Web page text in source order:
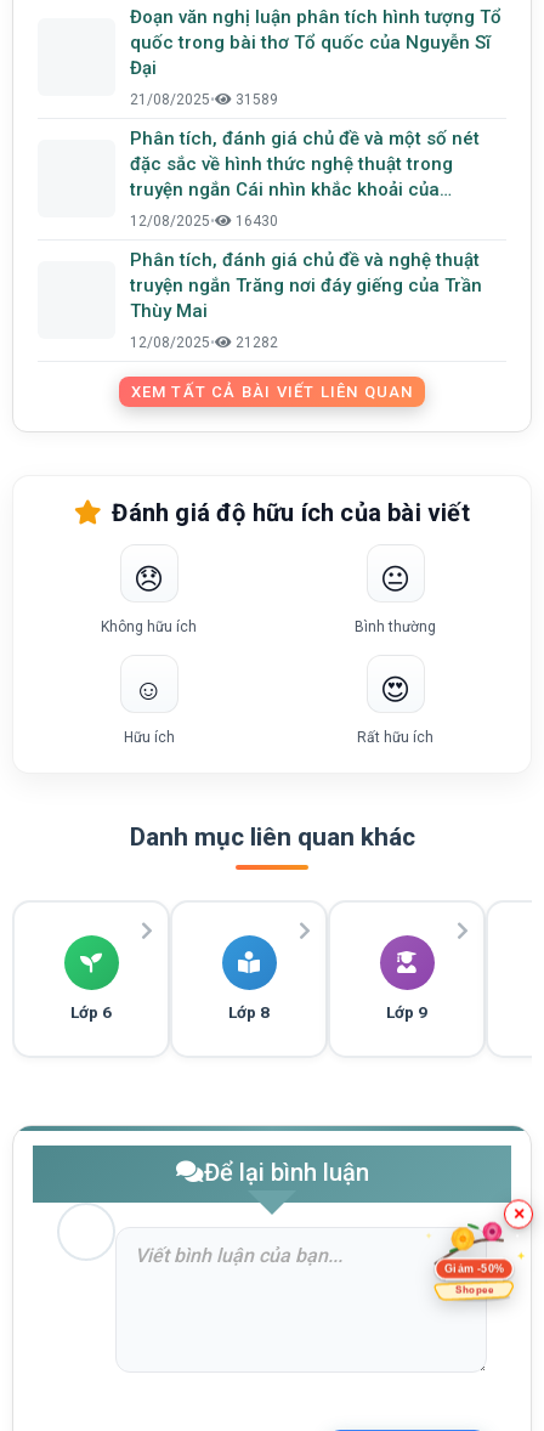
Đoạn văn nghị luận phân tích hình tượng Tổ
quốc trong bài thơ Tổ quốc của Nguyễn Sĩ
Đại
21/08/2025• 31589
Phân tích, đánh giá chủ đề và một số nét
đặc sắc về hình thức nghệ thuật trong
truyện ngắn Cái nhìn khắc khoải của
Nguyễn Ngọc Tư
12/08/2025• 16430
Phân tích, đánh giá chủ đề và nghệ thuật
truyện ngắn Trăng nơi đáy giếng của Trần
Thùy Mai
12/08/2025• 21282
XEM TẤT CẢ BÀI VIẾT LIÊN QUAN
Đánh giá độ hữu ích của bài viết
😞
Không hữu ích
😐
Bình thường
☺️
Hữu ích
😍
Rất hữu ích
Danh mục liên quan khác
Lớp 6 Lớp 8 Lớp 9
Để lại bình luận
×
Giảm -50%
Shopee